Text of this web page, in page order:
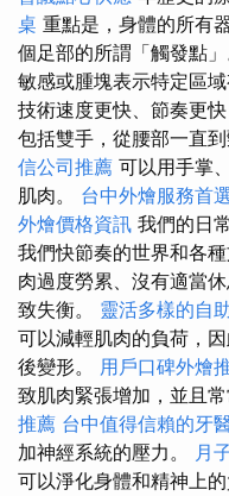
桌 重點是，身體的所有
個足部的所謂「觸發點」
敏感或腫塊表示特定區域
技術速度更快、節奏更
包括雙手，從腰部一直到
信公司推薦 可以用手掌
肌肉。 台中外燴服務首
外燴價格資訊 我們的日
我們快節奏的世界和各
肉過度勞累、沒有適當
致失衡。 靈活多樣的自
可以減輕肌肉的負荷，
後變形。 用戶口碑外燴
致肌肉緊張增加，並且
推薦 台中值得信賴的牙
加神經系統的壓力。 月
可以淨化身體和精神上